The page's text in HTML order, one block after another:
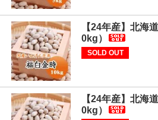
【24年産】北
0kg）
SOLD OUT
【24年産】北
0kg）